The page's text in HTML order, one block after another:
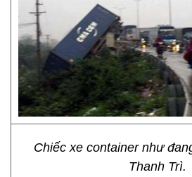
Chiếc xe container như
Thanh Trì.